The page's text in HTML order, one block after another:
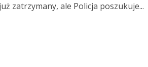
zatrzymany, ale Policja poszukuje...